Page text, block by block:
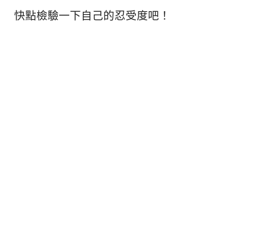
快點檢驗一下自己的忍受度吧！